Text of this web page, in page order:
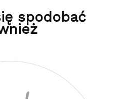
spodobać